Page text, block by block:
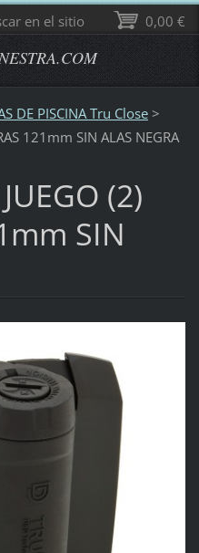
DE PISCINA Tru Close >
121mm SIN ALAS NEGRA
(2)
SIN
0,00 €
en el sitio